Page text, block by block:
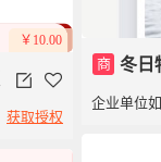
商 冬日
企业单位
￥10.00
获取授权